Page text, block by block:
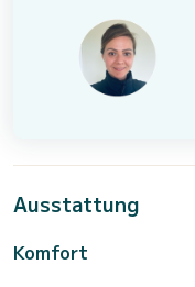
Ausstattung
Komfort